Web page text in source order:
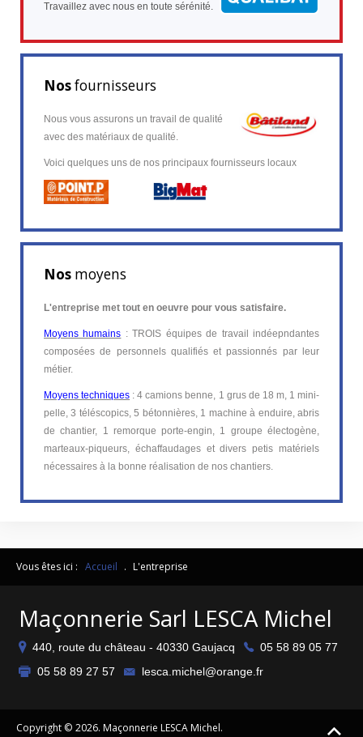
Travaillez avec nous en toute sérénité.
Nosfournisseurs
Nous vous assurons un travail de qualité
avec des matériaux de qualité.
Voici quelques uns de nos principaux fournisseurs locaux
Nos moyens
L'entreprise met tout en oeuvre pour vous satisfaire.
Moyens humains : TROIS équipes de travail indéepndantes
composées de personnels qualifiés et passionnés par leur
métier.
Moyens techniques : 4 camions benne, 1 grus de 18 m, 1 mini-
pelle, 3 téléscopics, 5 bétonnières, 1 machine à enduire, abris
de chantier, 1 remorque porte-engin, 1 groupe électogène,
marteaux-piqueurs, échaffaudages et divers petis matériels
nécessaires à la bonne réalisation de nos chantiers.
Vous êtes ici : Accueil . L'entreprise
Maçonnerie Sarl LESCA Michel
440, route du château - 40330 Gaujacq
05 58 89 05 77
05 58 89 27 57
lesca.michel@orange.fr
Copyright © 2026. Maçonnerie LESCA Michel.